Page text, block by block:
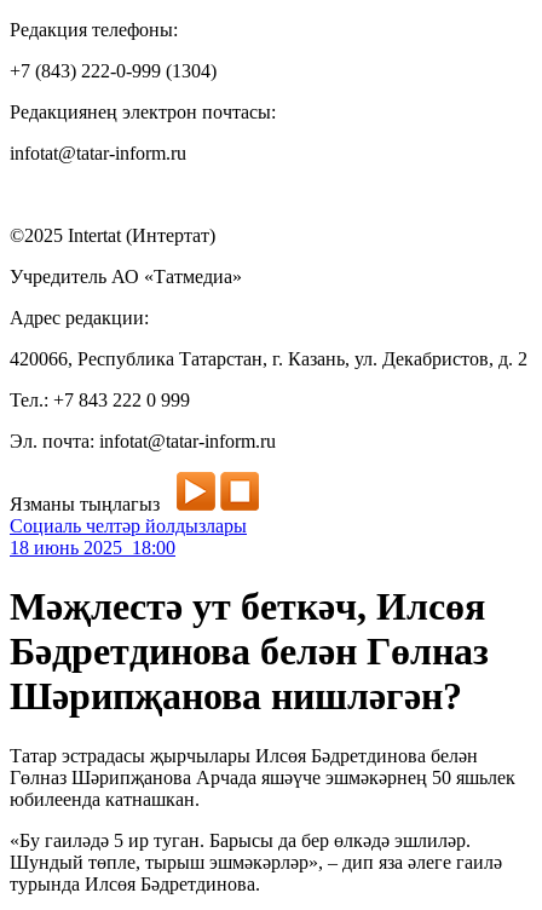
Редакция телефоны:
+7 (843) 222-0-999 (1304)
Редакциянең электрон почтасы:
infotat@tatar-inform.ru
©2025 Intertat (Интертат)
Учредитель АО «Татмедиа»
Адрес редакции:
420066, Республика Татарстан, г. Казань, ул. Декабристов, д. 2
Тел.: +7 843 222 0 999
Эл. почта: infotat@tatar-inform.ru
Язманы тыңлагыз
Социаль челтәр йолдызлары
18 июнь 2025 18:00
Мәҗлестә ут беткәч, Илсөя
Бәдретдинова белән Гөлназ
Шәрипҗанова нишләгән?
Татар эстрадасы җырчылары Илсөя Бәдретдинова белән
Гөлназ Шәрипҗанова Арчада яшәүче эшмәкәрнең 50 яшьлек
юбилеенда катнашкан.
«Бу гаиләдә 5 ир туган. Барысы да бер өлкәдә эшлиләр.
Шундый төпле, тырыш эшмәкәрләр», – дип яза әлеге гаилә
турында Илсөя Бәдретдинова.